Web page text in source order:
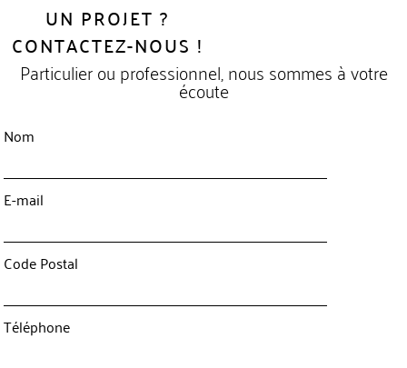
UN PROJET ?
CONTACTEZ-NOUS !
Particulier ou professionnel, nous sommes à votre
écoute
Nom
E-mail
Code Postal
Téléphone